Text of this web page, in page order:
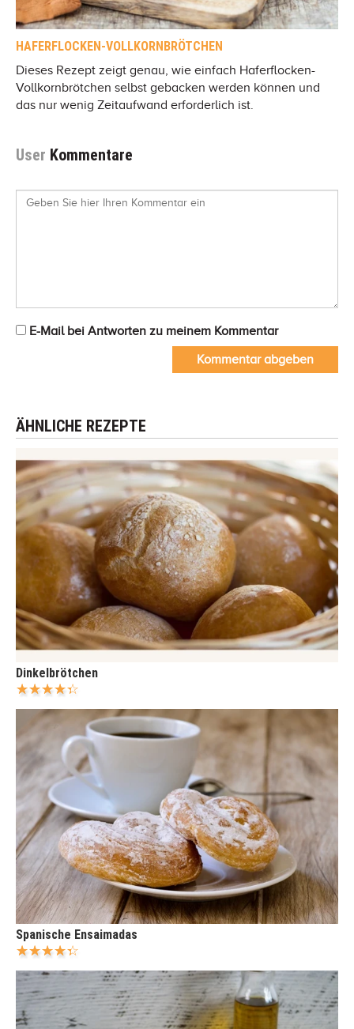
HAFERFLOCKEN-VOLLKORNBRÖTCHEN
Dieses Rezept zeigt genau, wie einfach Haferflocken-
Vollkornbrötchen selbst gebacken werden können und
das nur wenig Zeitaufwand erforderlich ist.
User Kommentare
E-Mail bei Antworten zu meinem Kommentar
Kommentar abgeben
ÄHNLICHE REZEPTE
Dinkelbrötchen
Spanische Ensaimadas